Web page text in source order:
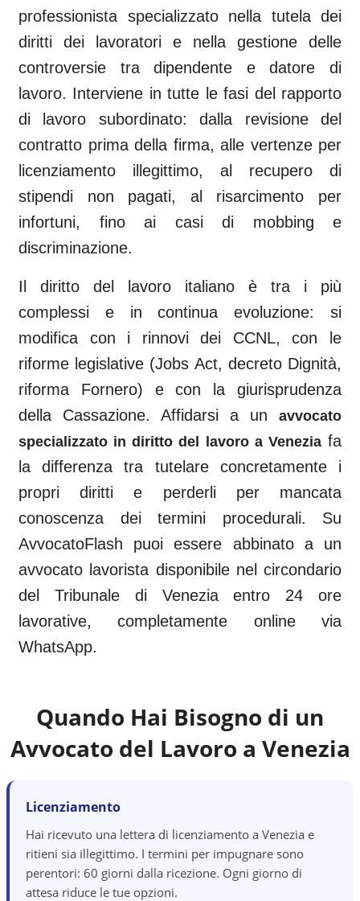
professionista specializzato nella tutela dei
diritti dei lavoratori e nella gestione delle
controversie tra dipendente e datore di
lavoro. Interviene in tutte le fasi del rapporto
di lavoro subordinato: dalla revisione del
contratto prima della firma, alle vertenze per
licenziamento illegittimo, al recupero di
stipendi non pagati, al risarcimento per
infortuni, fino ai casi di mobbing e
discriminazione.
Il diritto del lavoro italiano è tra i più
complessi e in continua evoluzione: si
modifica con i rinnovi dei CCNL, con le
riforme legislative (Jobs Act, decreto Dignità,
riforma Fornero) e con la giurisprudenza
della Cassazione. Affidarsi a un
avvocato
specializzato in diritto del lavoro a Venezia fa
la differenza tra tutelare concretamente i
propri diritti e perderli per mancata
conoscenza dei termini procedurali. Su
AvvocatoFlash puoi essere abbinato a un
avvocato lavorista disponibile nel circondario
del
Tribunale di Veneziaentro 24 ore
lavorative, completamente online via
WhatsApp.
Quando Hai Bisogno di un
Avvocato del Lavoro a Venezia
Licenziamento
Hai ricevuto una lettera di licenziamento a Venezia e
ritieni sia illegittimo. I termini per impugnare sono
perentori: 60 giorni dalla ricezione. Ogni giorno di
attesa riduce le tue opzioni.